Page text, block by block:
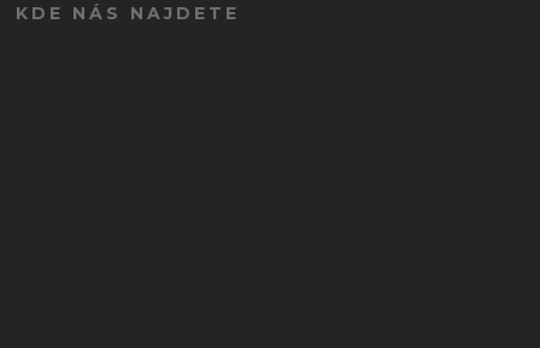
KDE NÁS NAJDETE